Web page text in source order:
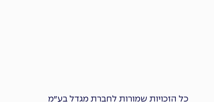
כל הזכויות שמורות לחברת מגדל בע״מ